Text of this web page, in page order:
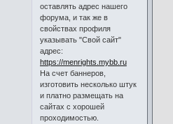
оставлять адрес нашего
форума, и так же в
свойствах профиля
указывать "Свой сайт"
адрес:
https://menrights.mybb.ru
На счет баннеров,
изготовить несколько штук
и платно размещать на
сайтах с хорошей
проходимостью.